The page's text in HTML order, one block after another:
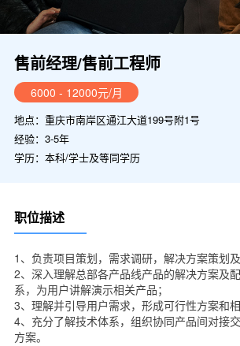
售前经理/售前工程师
6000 - 12000元/月
地点：重庆市南岸区通江大道199号附1号
经验：3-5年
学历：本科/学士及等同学历
职位描述
1、负责项目策划，需求调研，解决方案策划及
2、深入理解总部各产品线产品的解决方案及
系，为用户讲解演示相关产品；
3、理解并引导用户需求，形成可行性方案和相
4、充分了解技术体系，组织协同产品间对接
方案。